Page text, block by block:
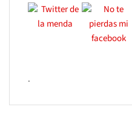
.